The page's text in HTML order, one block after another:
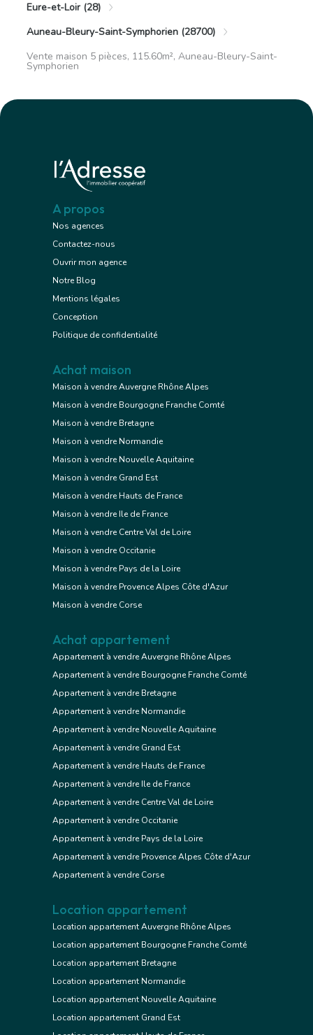
Eure-et-Loir (28)
Auneau-Bleury-Saint-Symphorien (28700)
Vente maison 5 pièces, 115.60m², Auneau-Bleury-Saint-
Symphorien
A propos
Nos agences
Contactez-nous
Ouvrir mon agence
Notre Blog
Mentions légales
Conception
Politique de confidentialité
Achat maison
Maison à vendre Auvergne Rhône Alpes
Maison à vendre Bourgogne Franche Comté
Maison à vendre Bretagne
Maison à vendre Normandie
Maison à vendre Nouvelle Aquitaine
Maison à vendre Grand Est
Maison à vendre Hauts de France
Maison à vendre Ile de France
Maison à vendre Centre Val de Loire
Maison à vendre Occitanie
Maison à vendre Pays de la Loire
Maison à vendre Provence Alpes Côte d'Azur
Maison à vendre Corse
Achat appartement
Appartement à vendre Auvergne Rhône Alpes
Appartement à vendre Bourgogne Franche Comté
Appartement à vendre Bretagne
Appartement à vendre Normandie
Appartement à vendre Nouvelle Aquitaine
Appartement à vendre Grand Est
Appartement à vendre Hauts de France
Appartement à vendre Ile de France
Appartement à vendre Centre Val de Loire
Appartement à vendre Occitanie
Appartement à vendre Pays de la Loire
Appartement à vendre Provence Alpes Côte d'Azur
Appartement à vendre Corse
Location appartement
Location appartement Auvergne Rhône Alpes
Location appartement Bourgogne Franche Comté
Location appartement Bretagne
Location appartement Normandie
Location appartement Nouvelle Aquitaine
Location appartement Grand Est